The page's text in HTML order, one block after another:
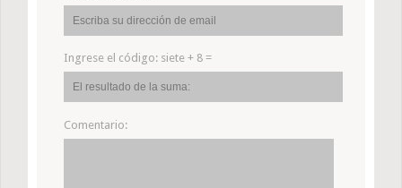
Ingrese el código: siete + 8 =
Comentario: